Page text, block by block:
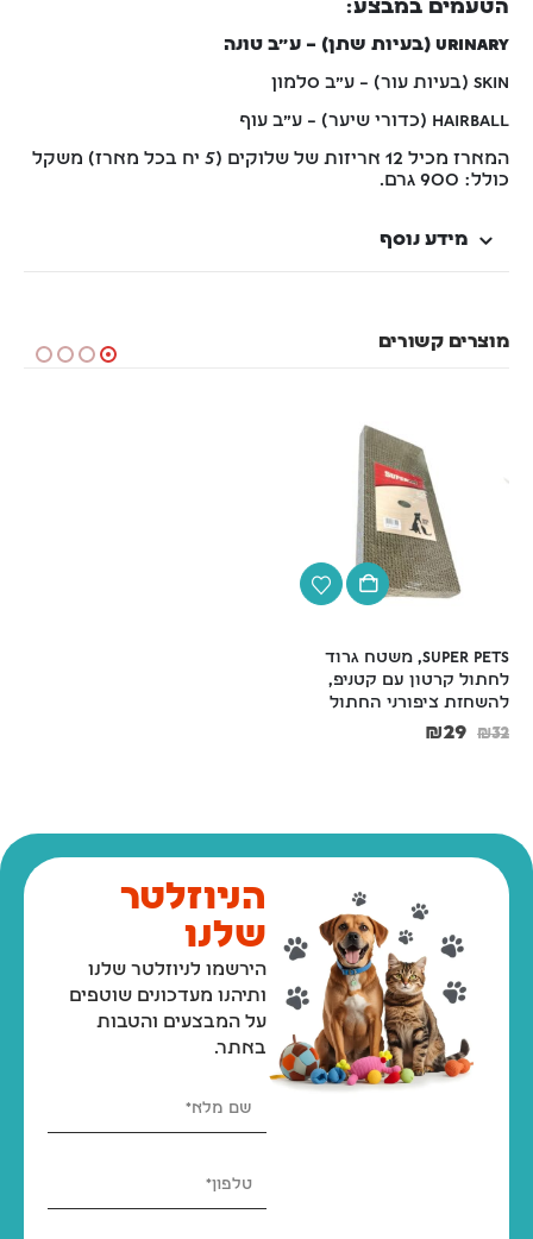
הטעמים במבצע:
URINARY (בעיות שתן) – ע"ב טונה
SKIN (בעיות עור) – ע"ב סלמון
HAIRBALL (כדורי שיער) – ע"ב עוף
המארז מכיל 12 אריזות של שלוקים (5 יח בכל מארז) משקל
כולל: 900 גרם.
מידע נוסף
מוצרים קשורים
super pets, משטח גרוד
לחתול קרטון עם קטניפ,
להשחזת ציפורני החתול
₪32
₪29
הניוזלטר
שלנו
הירשמו לניוזלטר שלנו
ותיהנו מעדכונים שוטפים
על המבצעים והטבות
באתר.